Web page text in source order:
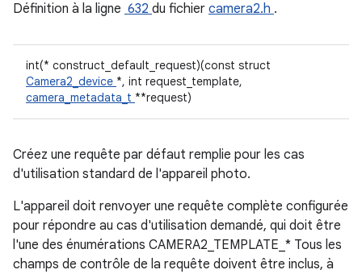
Définition à la ligne 632 du fichier camera2.h .
int(* construct_default_request)(const struct
Camera2_device *, int request_template,
camera_metadata_t **request)
Créez une requête par défaut remplie pour les cas
d'utilisation standard de l'appareil photo.
L'appareil doit renvoyer une requête complète configurée
pour répondre au cas d'utilisation demandé, qui doit être
l'une des énumérations CAMERA2_TEMPLATE_* Tous les
champs de contrôle de la requête doivent être inclus, à